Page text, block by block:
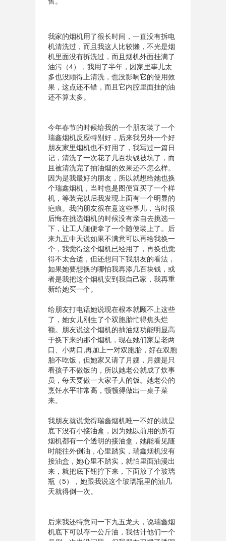
我家的烟机用了很长时间，一直没有拆电
机清洗过，而且我这人比较懒，不光是烟
机里面没有拆洗过，而且烟机外面挂满了
油污（4），我用了半年，因家里事儿太
多也没顾得上清洗，也没影响它的使用效
果，这点还不错，而且它内腔里面挂的油
还不算太多。
今年春节的时候给我的一个朋友装了一个
瑞鑫烟机反应特别好，后来我另外一个好
朋友家里烟机也不好用了，我写过一篇日
记，清洗了一次花了几百块钱被坑了，而
且被清洗完了抽油烟的效果还不怎么样。
因为是我最好的朋友，所以就想给她也换
个瑞鑫烟机，当时也是图便宜买了一个样
机，等装完以后我发现上面有一个明显的
疤痕。我的朋友很在意这些事儿，当时很
后悔在挑选烟机的时候没有亲自去挑选一
下，让工人随便拿了一个随便装上了。后
来九五中天说如果不满意可以再给我换一
个，我觉得这个烟机已经用了，再换也觉
得不太合适，但还想问下我朋友的看法，
如果她要想换的哪怕我再添几百块钱，或
者是我把这个烟机安到我自己家，我再重
新给她买一个。
给朋友打电话她说现在根本就顾不上这些
了，她女儿刚生了个双胞胎忙得焦头烂
额。朋友说这个烟机的抽油烟功能明显高
于换下来的那个烟机，现在她们家是老两
口、小两口,再加上一对双胞胎，好在双胞
胎不吃饭，但她家又请了月嫂，月嫂是只
看孩子不做饭的，所以她老公就成了炊事
员，每天要做一大家子人的饭。她老公的
烹饪水平非常高，顿顿得做出一桌子菜
来。
我朋友就说觉得瑞鑫烟机唯一不好的就是
底下没有小接油盒，因为她以前用的所有
烟机都有一个透明的接油盒，她能看见随
时能往外倒油，心里踏实，瑞鑫烟机没有
接油盒，她心里不踏实，就怕里面油漫出
来，就把底下钮拧下来，下面放了个玻璃
瓶（5），她跟我说这个玻璃瓶里的油几
天就得倒一次。
后来我还特意问一下九五龙天，说瑞鑫烟
机底下可以存一公斤油，我估计他们一个